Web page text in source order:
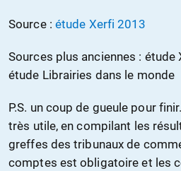
Source : étude Xerfi 2013
Sources plus anciennes :
étude Librairies dans le monde
P.S. un coup de gueule pour
très utile, en compilant les
greffes des tribunaux de
comptes est obligatoire et les